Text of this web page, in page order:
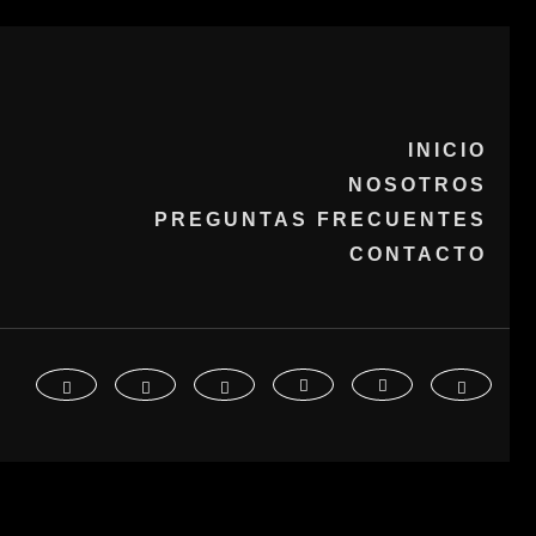
INICIO
NOSOTROS
PREGUNTAS FRECUENTES
CONTACTO